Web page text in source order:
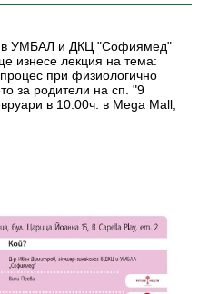
в УМБАЛ и ДКЦ "Софиямед"
изнесе лекция на тема:
при физиологично
за родители на сп. "9
в 10:00ч. в Mega Mall,